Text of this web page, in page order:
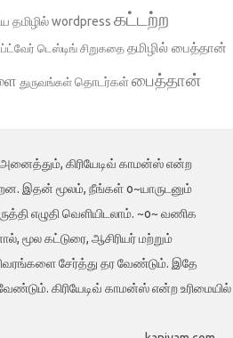
தமிழில் wordpress கட்டற்ற
டெஸ்டிங் சிறுகதை தமிழில் பைத்தான்
துருவங்கள் தொடர்கள்பைத்தான்
கிரியேடிவ் காமன்ஸ் என்ற
இதன் மூலம், நீங்கள் o~யாருடனும்
எழுதி வெளியிடலாம். ~o~ வணிக
மூல கட்டுரை, ஆசிரியர் மற்றும்
சேர்த்து தர வேண்டும். இதே
கிரியேடிவ் காமன்ஸ் என்ற உரிமையில்